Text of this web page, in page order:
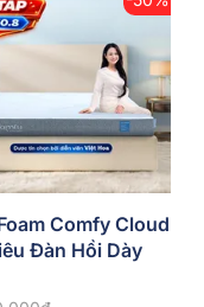
Comfy Cloud
Đàn Hồi Dày